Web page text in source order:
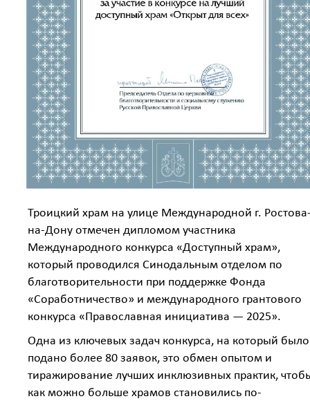
Троицкий храм на улице Международной г.
на-Дону отмечен дипломом участника
Международного конкурса «Доступный храм»,
который проводился Синодальным отделом по
благотворительности при поддержке Фонда
«Соработничество» и международного грантового
конкурса «Православная инициатива — 2025».
Одна из ключевых задач конкурса, на который было
подано более 80 заявок, это обмен опытом и
тиражирование лучших инклюзивных практик,
как можно больше храмов становились по-